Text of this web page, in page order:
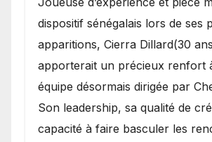
dispositif sénégalais lors de ses
apparitions, Cierra Dillard(30
apporterait un précieux renfort
équipe désormais dirigée par
Son leadership, sa qualité de
capacité à faire basculer les